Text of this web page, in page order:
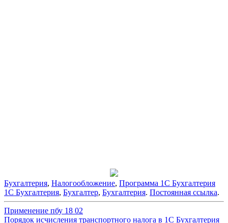
Бухгалтерия, Налогообложение, Программа 1С Бухгалтерия
1С Бухгалтерия, Бухгалтер, Бухгалтерия. Постоянная ссылка.
Навигация
Применение пбу 18 02
Порядок исчисления транспортного налога в 1С Бухгалтерия